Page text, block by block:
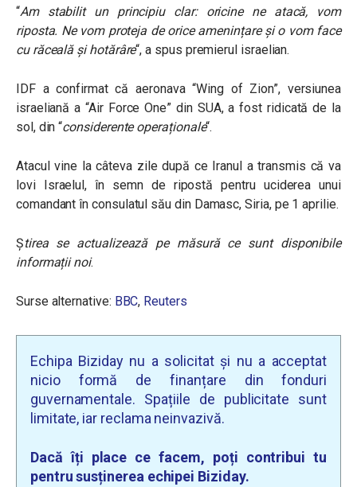
“Am stabilit un principiu clar: oricine ne atacă, vom
riposta. Ne vom proteja de orice amenințare și o vom face
cu răceală și hotărâre“, a spus premierul israelian.
IDF a confirmat că aeronava “Wing of Zion”, versiunea
israeliană a “Air Force One” din SUA, a fost ridicată de la
sol, din “considerente operaționale“.
Atacul vine la câteva zile după ce Iranul a transmis că va
lovi Israelul, în semn de ripostă pentru uciderea unui
comandant în consulatul său din Damasc, Siria, pe 1 aprilie.
Știrea se actualizează pe măsură ce sunt disponibile
informații noi.
Surse alternative: BBC, Reuters
Echipa Biziday nu a solicitat și nu a acceptat
nicio formă de finanțare din fonduri
guvernamentale. Spațiile de publicitate sunt
limitate, iar reclama neinvazivă.
Dacă îți place ce facem, poți contribui tu
pentru susținerea echipei Biziday.